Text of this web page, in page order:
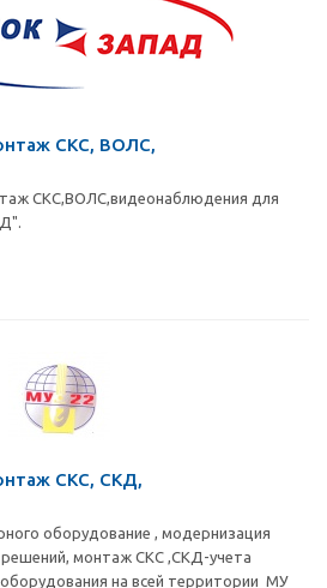
СКС, ВОЛС,
СКС,ВОЛС,видеонаблюдения для
СКС, СКД,
оборудование , модернизация
решений, монтаж СКС ,СКД-учета
на всей территории МУ